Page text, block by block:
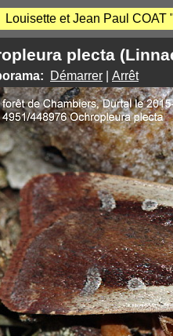
et Jean Paul